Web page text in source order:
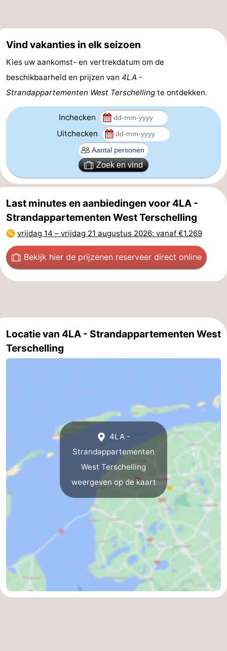
Rondvaarten
-
Speeltuinen
-
Minigolfbanen
Wellness
centra
Natuur
Sporten
-
Zwembaden
-
Fietsen
-
Wandelen
-
Paardrijden
-
en
Nachtleven
Forum
Waddenhoppen
Reisboekenwinkel
Nieuws
Medische
Vind vakanties in elk seizoen
Kies uw aankomst- en vertrekdatum om de
beschikbaarheid en prijzen van 4LA -
Strandappartementen West Terschelling te ontdekken.
Inchecken
Uitchecken
Zoek en vind
Last minutes en aanbiedingen voor 4LA -
Strandappartementen West Terschelling
vrijdag 14 – vrijdag 21 augustus 2026: vanaf €1.269
Bekijk hier de prijzenen reserveer direct online
Locatie van 4LA - Strandappartementen West
Terschelling
4LA -
Strandappartementen
West Terschelling
weergeven op de kaart